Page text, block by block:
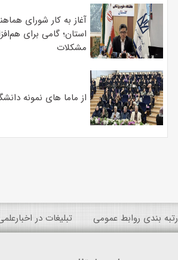
آغاز به کار شورای
استان؛ گامی برای
مشکلات
از ماما های نمونه
رتبه بندی روابط عمومی تبلیغات در